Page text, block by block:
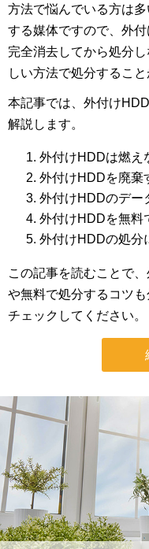
方法で悩んでいる方は
する媒体ですので、外
完全消去してから処分
しい方法で処分すること
本記事では、外付け
解説します。
外付けHDDは燃え
外付けHDDを廃棄
外付けHDDのデー
外付けHDDを無料
外付けHDDの処分
この記事を読むことで
や無料で処分するコツ
チェックしてください。